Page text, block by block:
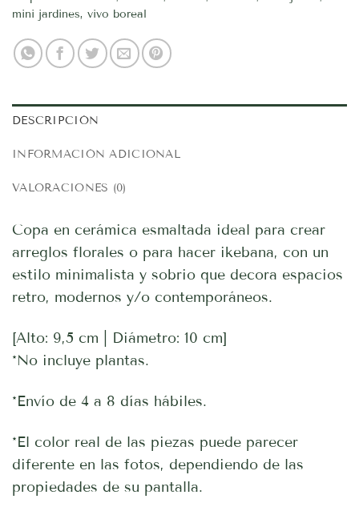
mini jardines, vivo boreal
DESCRIPCIÓN
INFORMACIÓN ADICIONAL
VALORACIONES (0)
Copa en cerámica esmaltada ideal para crear
arreglos florales o para hacer ikebana, con un
estilo minimalista y sobrio que decora espacios
retro, modernos y/o contemporáneos.
[Alto: 9,5 cm | Diámetro: 10 cm]
*No incluye plantas.
*Envío de 4 a 8 días hábiles.
*El color real de las piezas puede parecer
diferente en las fotos, dependiendo de las
propiedades de su pantalla.